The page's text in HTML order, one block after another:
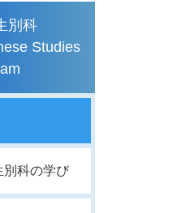
別科
Studies
別科の学び